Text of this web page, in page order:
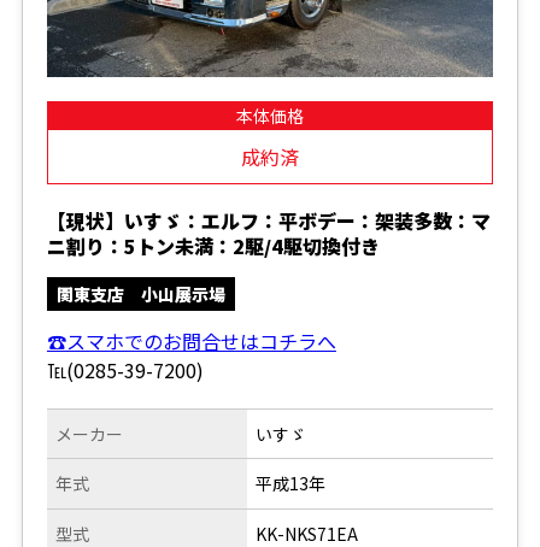
本体価格
成約済
【現状】いすゞ：エルフ：平ボデー：架装多数：マ
ニ割り：5トン未満：2駆/4駆切換付き
関東支店 小山展示場
☎スマホでのお問合せはコチラへ
℡(0285-39-7200)
メーカー
年式
型式
いすゞ
平成13年
KK-NKS71EA